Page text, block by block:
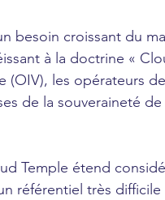
besoin croissant du
à la doctrine «
les opérateurs
de la souveraineté
Temple étend
référentiel très difficile